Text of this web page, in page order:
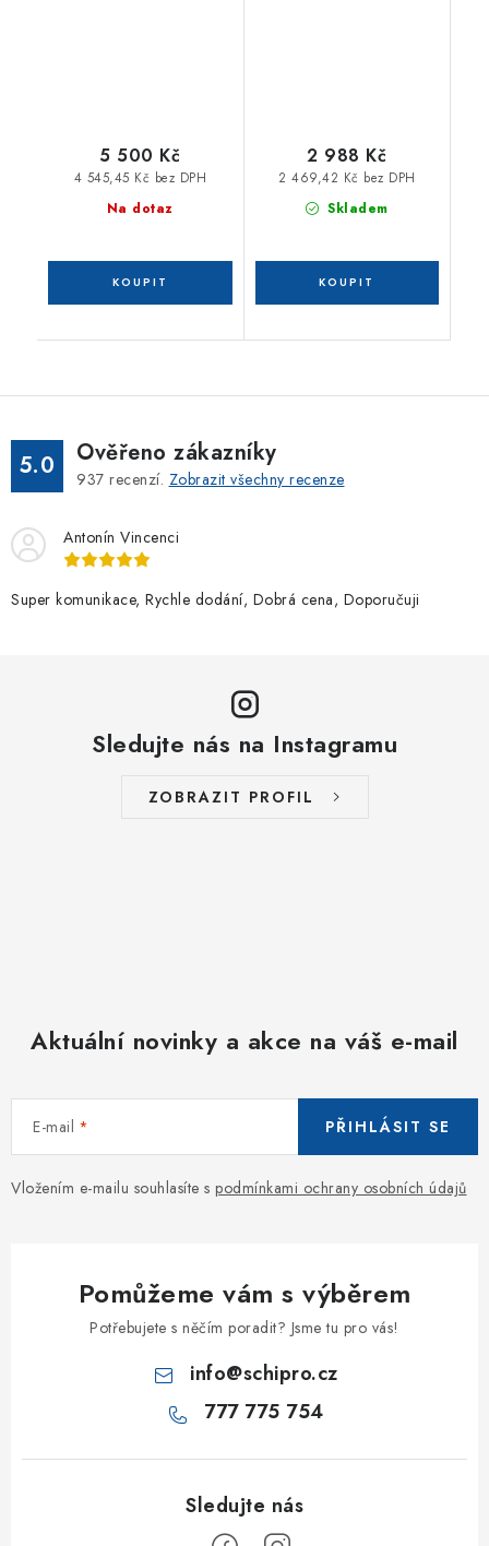
Na dotaz
4 545,45 Kč bez DPH
5 500 Kč
Skladem
2 469,42 Kč bez DPH
2 988 Kč
5.0 Ověřeno zákazníky
937 recenzí. Zobrazit všechny recenze
Antonín Vincenci
Super komunikace, Rychle dodání, Dobrá cena, Doporučuji
Sledujte nás na Instagramu
ZOBRAZIT PROFIL
Aktuální novinky a akce na váš e-mail
E-mail
Vložením e-mailu souhlasíte s podmínkami ochrany osobních údajů
PŘIHLÁSIT SE
Pomůžeme vám s výběrem
Potřebujete s něčím poradit? Jsme tu pro vás!
info@schipro.cz
777 775 754